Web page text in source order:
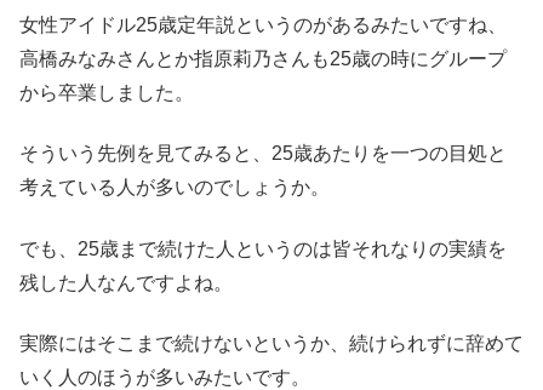
女性アイドル25歳定年説というのがあるみたいですね、
高橋みなみさんとか指原莉乃さんも25歳の時にグループ
から卒業しました。
そういう先例を見てみると、25歳あたりを一つの目処と
考えている人が多いのでしょうか。
でも、25歳まで続けた人というのは皆それなりの実績を
残した人なんですよね。
実際にはそこまで続けないというか、続けられずに辞めて
いく人のほうが多いみたいです。